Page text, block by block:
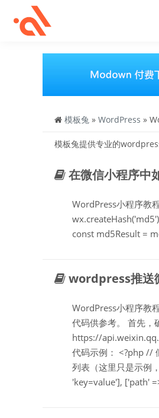
模板兔 » WordPress »
模板兔提供专业的
在微信小程序中
WordPress小程序教
const md5Result =
wordpress推送
WordPress小程序教
代码供参考。 首先，
https://
代码示例： <?php //
列表（这里只是示例
'key=value'], ['path'